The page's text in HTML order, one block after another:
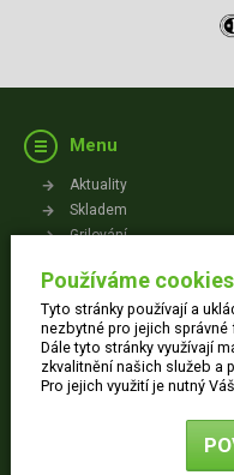
Menu
Aktuality
Skladem
Grilování
Kontakt
Vše o nákupu
Jak nakupovat
Obchodní podmínky
Dodací informace
Ochrana osobních údajů
Používáme
Tyto stránky používají a
nezbytné pro jejich správné
Dále tyto stránky využívají
zkvalitnění našich služeb a
Pro jejich využití je nutný